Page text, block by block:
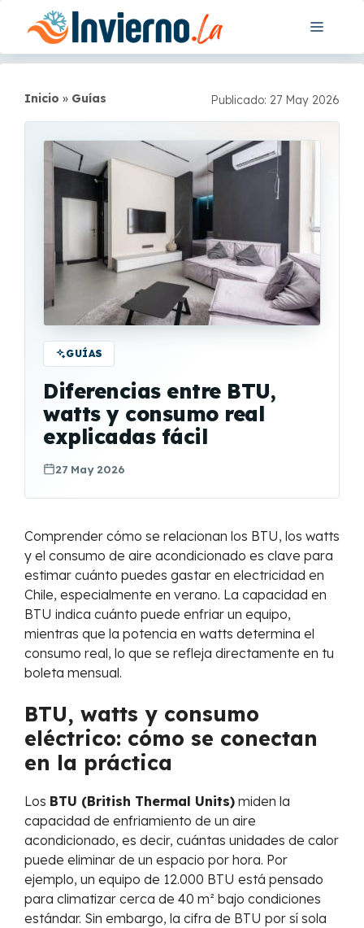
contenido
Menú
Inicio » Guías Publicado: 27 May 2026
GUÍAS
Diferencias entre BTU,
watts y consumo real
explicadas fácil
27 May 2026
Comprender cómo se relacionan los BTU, los watts
y el consumo de aire acondicionado es clave para
estimar cuánto puedes gastar en electricidad en
Chile, especialmente en verano. La capacidad en
BTU indica cuánto puede enfriar un equipo,
mientras que la potencia en watts determina el
consumo real, lo que se refleja directamente en tu
boleta mensual.
BTU, watts y consumo
eléctrico: cómo se conectan
en la práctica
Los BTU (British Thermal Units) miden la
capacidad de enfriamiento de un aire
acondicionado, es decir, cuántas unidades de calor
puede eliminar de un espacio por hora. Por
ejemplo, un equipo de 12.000 BTU está pensado
para climatizar cerca de 40 m² bajo condiciones
estándar. Sin embargo, la cifra de BTU por sí sola